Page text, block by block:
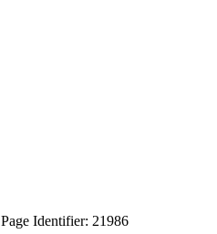
Page Identifier: 21986